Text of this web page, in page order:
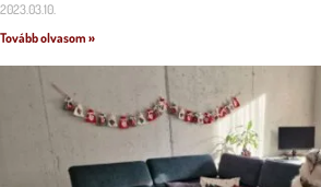
2023.03.10.
Tovább olvasom »